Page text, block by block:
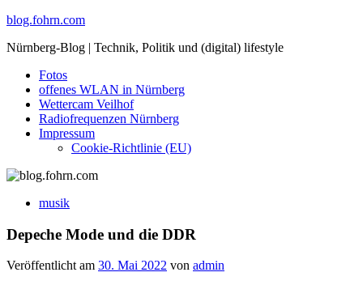
Skip
content
blog.fohrn.com
Nürnberg-Blog | Technik, Politik und (digital) lifestyle
Fotos
offenes WLAN in Nürnberg
Wettercam Veilhof
Radiofrequenzen Nürnberg
Impressum
Cookie-Richtlinie (EU)
musik
Depeche Mode und die DDR
Veröffentlicht am 30. Mai 2022 von admin